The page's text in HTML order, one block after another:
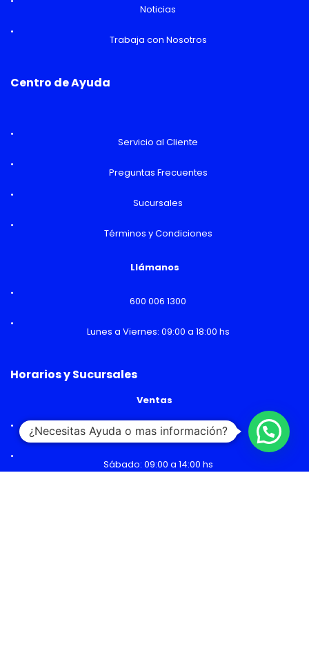
Noticias
Trabaja con Nosotros
Centro de Ayuda
Servicio al Cliente
Preguntas Frecuentes
Sucursales
Términos y Condiciones
Llámanos
600 006 1300
Lunes a Viernes: 09:00 a 18:00 hs
Horarios y Sucursales
Ventas
Lunes a Viernes: 09:00 a 19:00 hs
Sábado: 09:00 a 14:00 hs
¿Necesitas Ayuda o mas información?